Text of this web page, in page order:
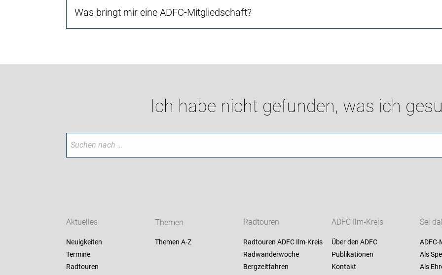
Was bringt mir eine ADFC-Mitgliedschaft?
Ich habe nicht gefunden, was ich
Aktuelles
Neuigkeiten
Termine
Radtouren
Themen
Themen A-Z
Radtouren
Radtouren ADFC Ilm-Kreis
Radwanderwoche
Bergzeitfahren
ADFC Ilm-Kreis
Über den ADFC
Publikationen
Kontakt
Sei
Als
Als